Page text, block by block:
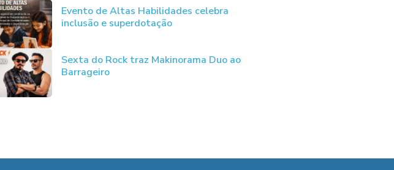
Evento de Altas Habilidades celebra
inclusão e superdotação
Sexta do Rock traz Makinorama Duo ao
Barrageiro